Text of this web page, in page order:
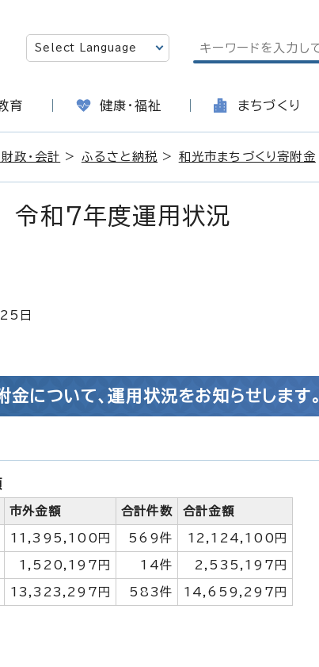
育 健康・福祉 まちづくり
政・会計 > ふるさと納税 > 和光市まちづくり寄附金
令和7年度運用状況
日
について、運用状況をお知らせします。
市外金額 合計件数 合計金額
11,395,100円 569件 12,124,100円
1,520,197円 14件 2,535,197円
13,323,297円 583件 14,659,297円